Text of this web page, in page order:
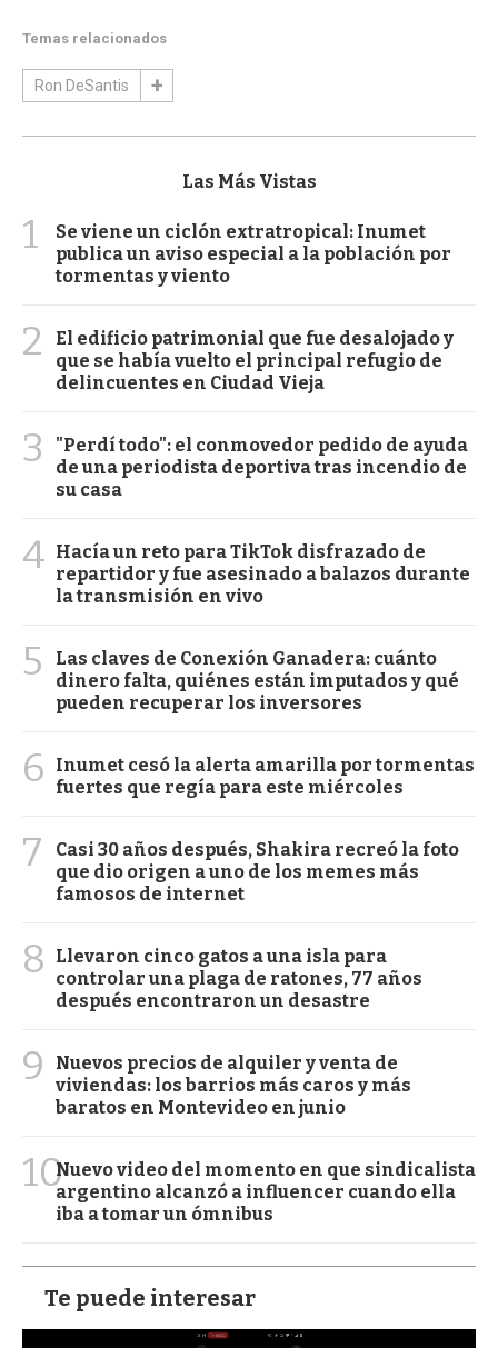
Temas relacionados
Ron DeSantis
Las Más Vistas
1
Se viene un ciclón extratropical: Inumet
publica un aviso especial a la población por
tormentas y viento
2
El edificio patrimonial que fue desalojado y
que se había vuelto el principal refugio de
delincuentes en Ciudad Vieja
3
"Perdí todo": el conmovedor pedido de ayuda
de una periodista deportiva tras incendio de
su casa
4 Hacía un reto para TikTok disfrazado de
repartidor y fue asesinado a balazos durante
la transmisión en vivo
5
Las claves de Conexión Ganadera: cuánto
dinero falta, quiénes están imputados y qué
pueden recuperar los inversores
6
Inumet cesó la alerta amarilla por tormentas
fuertes que regía para este miércoles
7
Casi 30 años después, Shakira recreó la foto
que dio origen a uno de los memes más
famosos de internet
8
Llevaron cinco gatos a una isla para
controlar una plaga de ratones, 77 años
después encontraron un desastre
9
Nuevos precios de alquiler y venta de
viviendas: los barrios más caros y más
baratos en Montevideo en junio
10Nuevo video del momento en que sindicalista
argentino alcanzó a influencer cuando ella
iba a tomar un ómnibus
Te puede interesar